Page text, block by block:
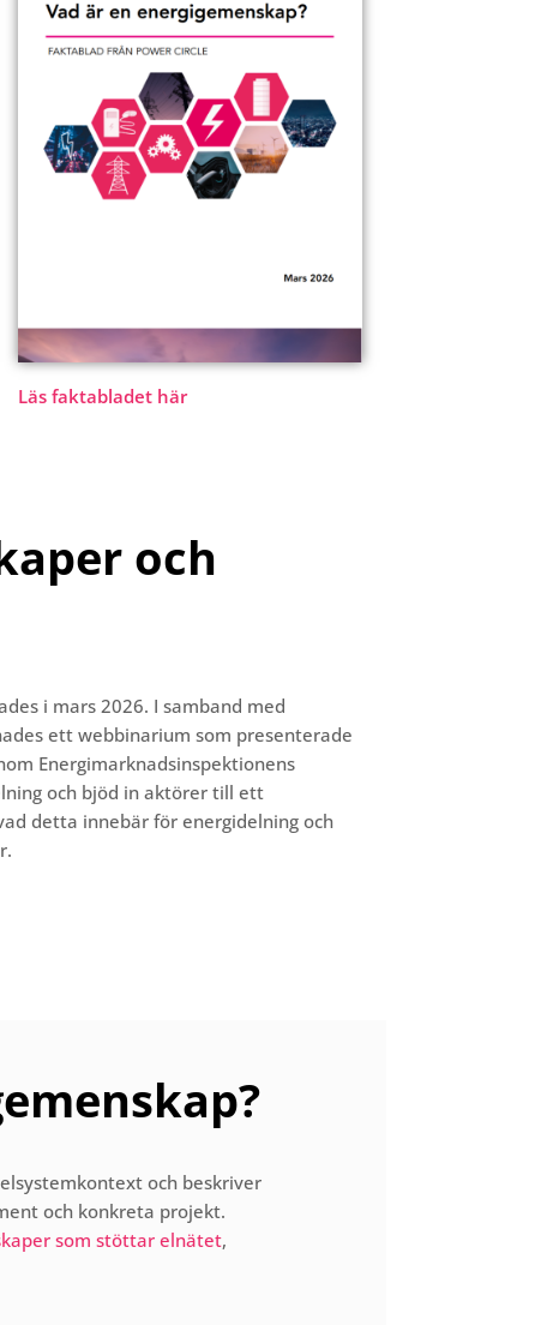
Läs faktabladet här
och
i mars 2026. I samband med
ett webbinarium som presenterade
Energimarknadsinspektionens
och bjöd in aktörer till ett
detta innebär för energidelning och
.
och beskriver
och konkreta projekt.
som stöttar elnätet,